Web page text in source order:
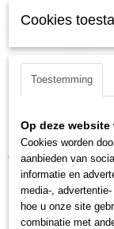
Productcode
Ook
Kraftwerk 2035T30
€ 3,28
Cookies
Toestemming
Op deze
Cookies worden
aanbieden van
informatie en
media-,
hoe u onze site
combinatie met